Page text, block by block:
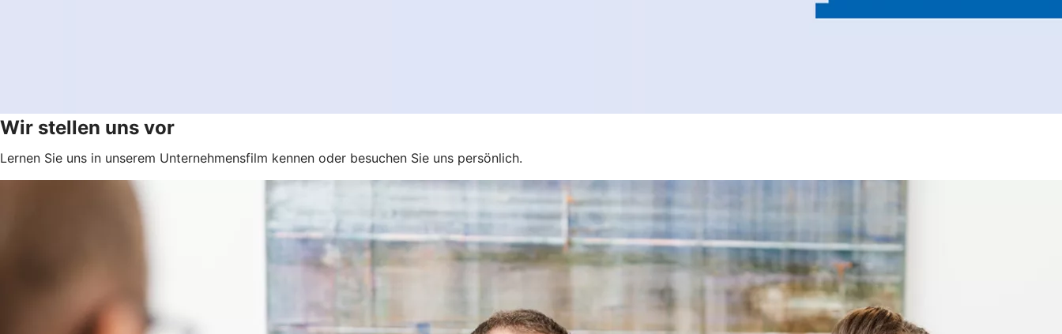
Wir stellen uns vor
Lernen Sie uns in unserem Unternehmensfilm kennen oder besuchen Sie uns persönlich.